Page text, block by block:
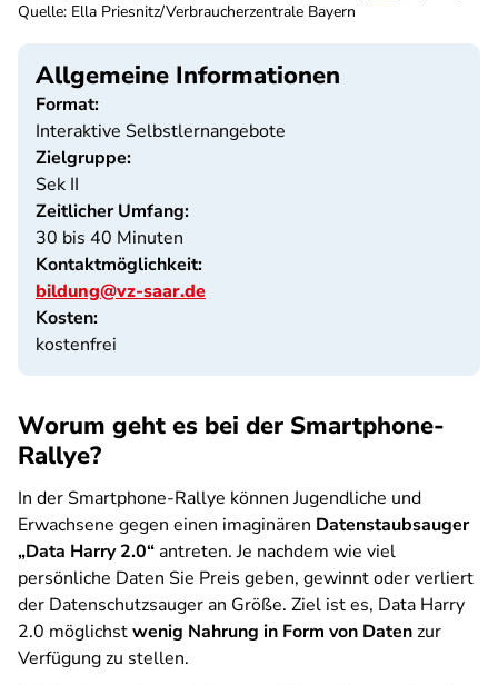
Quelle: Ella Priesnitz/Verbraucherzentrale Bayern
Allgemeine Informationen
Format:
Interaktive Selbstlernangebote
Zielgruppe:
Sek II
Zeitlicher Umfang:
30 bis 40 Minuten
Kontaktmöglichkeit:
bildung@vz-saar.de
Kosten:
kostenfrei
Worum geht es bei der Smartphone-
Rallye?
In der Smartphone-Rallye können Jugendliche und
Erwachsene gegen einen imaginären Datenstaubsauger
„Data Harry 2.0“antreten. Je nachdem wie viel
persönliche Daten Sie Preis geben, gewinnt oder verliert
der Datenschutzsauger an Größe. Ziel ist es, Data Harry
2.0 möglichstwenig Nahrung in Form von Datenzur
Verfügung zu stellen.